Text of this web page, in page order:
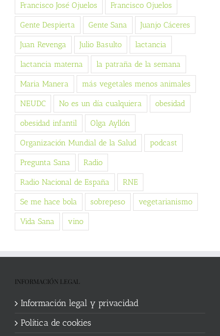
Francisco José Ojuelos Francisco Ojuelos
Gente Despierta Gente Sana Juanjo Cáceres
Juan Revenga Julio Basulto lactancia
lactancia materna la patraña de la semana
Maria Manera más vegetales menos animales
NEUDC No es un día cualquiera obesidad
obesidad infantil Olga Ayllón
Organización Mundial de la Salud podcast
Pregunta Sana Radio
Radio Nacional de España RNE
Se me hace bola sobrepeso vegetarianismo
Vida Sana vino
INFORMACIÓN LEGAL
Información legal y privacidad
Política de cookies